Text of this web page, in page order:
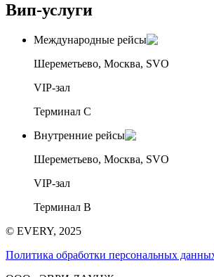
Вип-услуги
Международные рейсы
Шереметьево, Москва, SVO
VIP-зал
Терминал C
Внутренние рейсы
Шереметьево, Москва, SVO
VIP-зал
Терминал B
© EVERY, 2025
Политика обработки персональных